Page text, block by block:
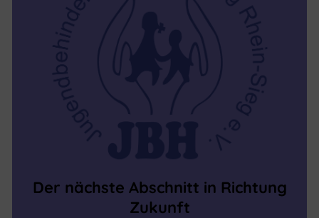
Der nächste Abschnitt in Richtung
Zukunft